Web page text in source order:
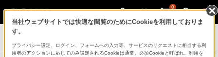
0
デジタルビデオカメラ アクションカム
当社ウェブサイトでは快適な閲覧のためにCookieを利用しておりま
す。
プライバシー設定、ログイン、フォームへの入力等、サービスのリクエストに相当する利
用者のアクションに応じてのみ設定されるCookieは通常、必須Cookieと呼ばれ、利用を